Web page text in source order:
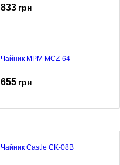
833 грн
Чайник MPM MCZ-64
655 грн
Чайник Castle CK-08B